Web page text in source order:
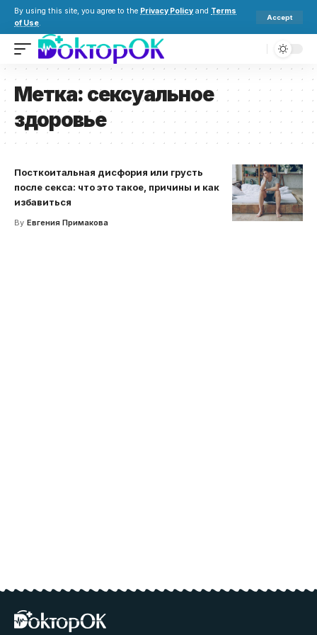
By using this site, you agree to the Privacy Policy and Terms
of Use.
Accept
Метка: сексуальное
здоровье
Посткоитальная дисфория или грусть
после секса: что это такое, причины и как
избавиться
By Евгения Примакова